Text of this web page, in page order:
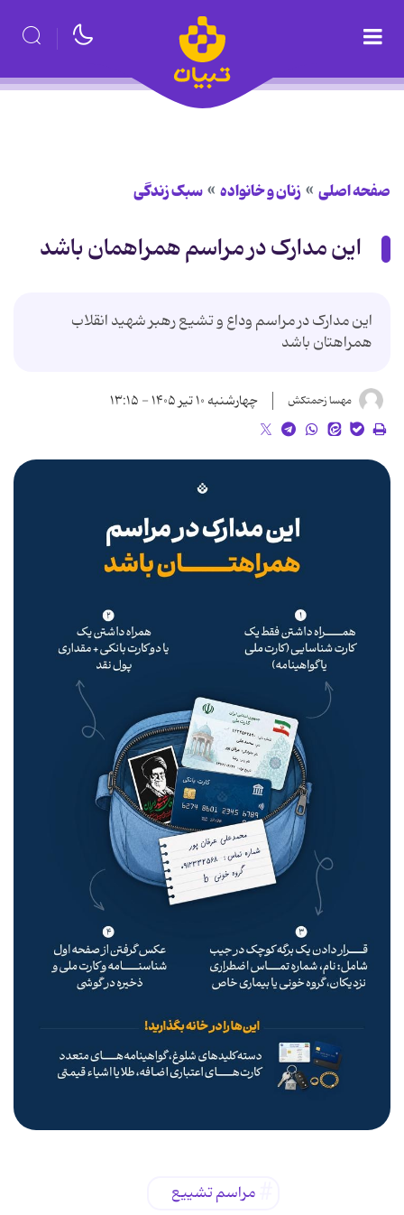
صفحه اصلی زنان و خانواده سبک زندگی
این مدارک در مراسم همراهمان باشد
این مدارک در مراسم وداع و تشیع رهبر شهید انقلاب
همراهتان باشد
مهسا زحمتکش چهارشنبه ۱۰ تیر ۱۴۰۵ - ۱۳:۱۵
مراسم تشییع